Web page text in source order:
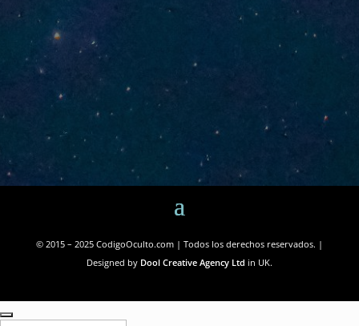
© 2015 – 2025 CodigoOculto.com | Todos los derechos reservados. |
Designed by Dool Creative Agency Ltd in UK.